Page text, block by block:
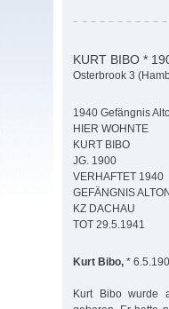
KURT BIBO *
Osterbrook 3
1940 Gefängnis
HIER WOHNTE
KURT BIBO
JG. 1900
VERHAFTET 1940
GEFÄNGNIS
KZ DACHAU
TOT 29.5.1941
Kurt Bibo, *
Kurt Bibo wurde